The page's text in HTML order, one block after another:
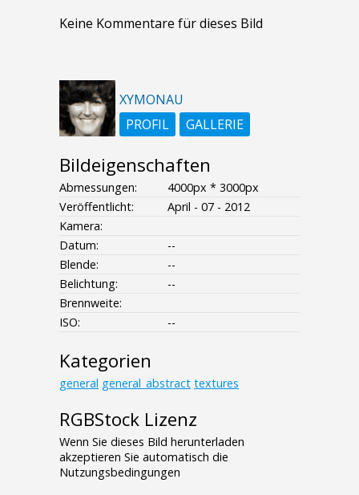
Keine Kommentare für dieses Bild
XYMONAU
PROFIL
GALLERIE
Bildeigenschaften
Abmessungen:
4000px * 3000px
Veröffentlicht:
April - 07 - 2012
Kamera:
Datum:
--
Blende:
--
Belichtung:
--
Brennweite:
ISO:
--
Kategorien
general general_abstract textures
RGBStock Lizenz
Wenn Sie dieses Bild herunterladen
akzeptieren Sie automatisch die
Nutzungsbedingungen